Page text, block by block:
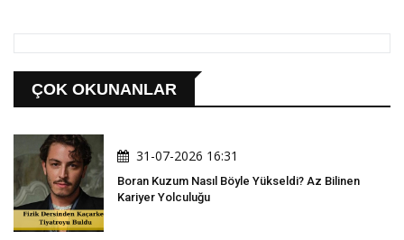
ÇOK OKUNANLAR
31-07-2026 16:31
Boran Kuzum Nasıl Böyle Yükseldi? Az Bilinen
Kariyer Yolculuğu